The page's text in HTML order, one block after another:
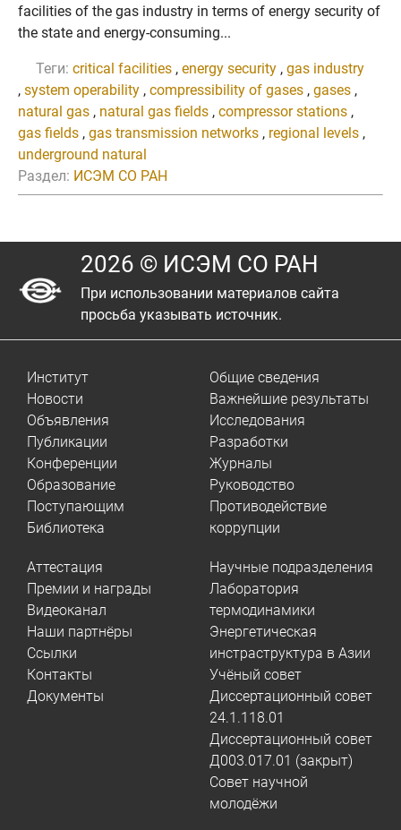
facilities of the gas industry in terms of energy security of
the state and energy-consuming...
Теги: critical facilities , energy security , gas industry
, system operability , compressibility of gases , gases ,
natural gas , natural gas fields , compressor stations ,
gas fields , gas transmission networks , regional levels ,
underground natural
Раздел: ИСЭМ СО РАН
2026 © ИСЭМ СО РАН
При использовании материалов сайта
просьба указывать источник.
Институт
Новости
Объявления
Публикации
Конференции
Образование
Поступающим
Библиотека
Общие сведения
Важнейшие результаты
Исследования
Разработки
Журналы
Руководство
Противодействие
коррупции
Аттестация
Премии и награды
Видеоканал
Наши партнёры
Ссылки
Контакты
Документы
Научные подразделения
Лаборатория
термодинамики
Энергетическая
инстраструктура в Азии
Учёный совет
Диссертационный совет
24.1.118.01
Диссертационный совет
Д003.017.01 (закрыт)
Совет научной
молодёжи